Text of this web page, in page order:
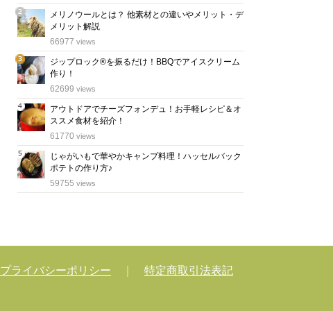
2
位
メリノウールとは？ 他素材との違いやメリット・デ
メリット解説
66977 views
3
位
ジップロック®を振るだけ！BBQでアイスクリーム
作り！
62699 views
4
位
アウトドアでチーズフォンデュ！お手軽レシピ＆オ
ススメ食材を紹介！
61770 views
5
位
じゃがいもで華やかキャンプ料理！ハッセルバック
ポテトの作り方♪
59755 views
プライバシーポリシー 特定商取引法表記